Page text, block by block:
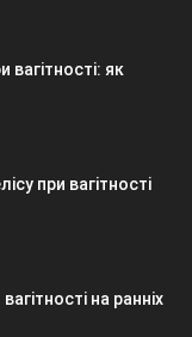
як
при вагітності
на ранніх